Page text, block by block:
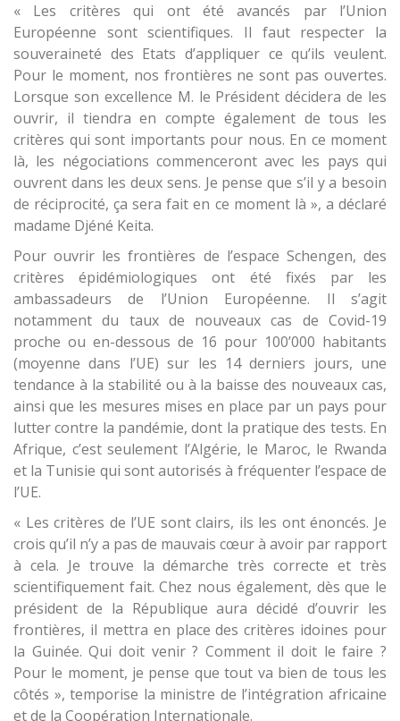
« Les critères qui ont été avancés par l’Union
Européenne sont scientifiques. Il faut respecter la
souveraineté des Etats d’appliquer ce qu’ils veulent.
Pour le moment, nos frontières ne sont pas ouvertes.
Lorsque son excellence M. le Président décidera de les
ouvrir, il tiendra en compte également de tous les
critères qui sont importants pour nous. En ce moment
là, les négociations commenceront avec les pays qui
ouvrent dans les deux sens. Je pense que s’il y a besoin
de réciprocité, ça sera fait en ce moment là », a déclaré
madame Djéné Keita.
Pour ouvrir les frontières de l’espace Schengen, des
critères épidémiologiques ont été fixés par les
ambassadeurs de l’Union Européenne. Il s’agit
notamment du taux de nouveaux cas de Covid-19
proche ou en-dessous de 16 pour 100’000 habitants
(moyenne dans l’UE) sur les 14 derniers jours, une
tendance à la stabilité ou à la baisse des nouveaux cas,
ainsi que les mesures mises en place par un pays pour
lutter contre la pandémie, dont la pratique des tests. En
Afrique, c’est seulement l’Algérie, le Maroc, le Rwanda
et la Tunisie qui sont autorisés à fréquenter l’espace de
l’UE.
« Les critères de l’UE sont clairs, ils les ont énoncés. Je
crois qu’il n’y a pas de mauvais cœur à avoir par rapport
à cela. Je trouve la démarche très correcte et très
scientifiquement fait. Chez nous également, dès que le
président de la République aura décidé d’ouvrir les
frontières, il mettra en place des critères idoines pour
la Guinée. Qui doit venir ? Comment il doit le faire ?
Pour le moment, je pense que tout va bien de tous les
côtés », temporise la ministre de l’intégration africaine
et de la Coopération Internationale.